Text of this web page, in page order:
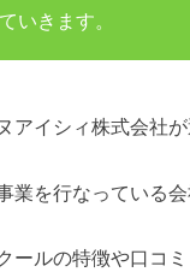
いきます。
アイシィ株式会社
業を行なっている会
ールの特徴や口コ